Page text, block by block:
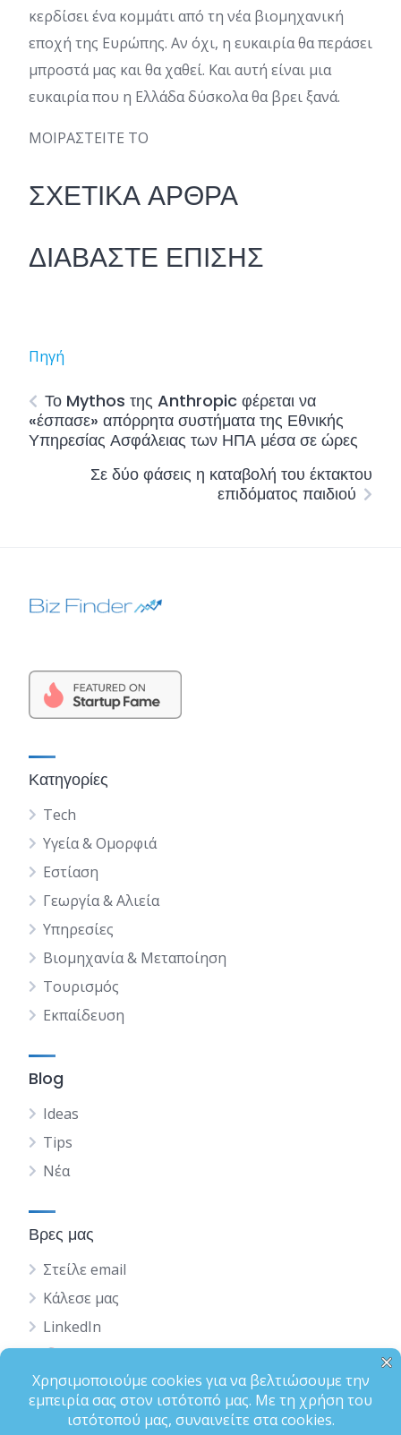
κερδίσει ένα κομμάτι από τη νέα βιομηχανική
εποχή της Ευρώπης. Αν όχι, η ευκαιρία θα περάσει
μπροστά μας και θα χαθεί. Και αυτή είναι μια
ευκαιρία που η Ελλάδα δύσκολα θα βρει ξανά.
ΜΟΙΡΑΣΤΕΙΤΕ ΤΟ
ΣΧΕΤΙΚΑ ΑΡΘΡΑ
ΔΙΑΒΑΣΤΕ ΕΠΙΣΗΣ
Πηγή
Το Mythos της Anthropic φέρεται να
«έσπασε» απόρρητα συστήματα της Εθνικής
Υπηρεσίας Ασφάλειας των ΗΠΑ μέσα σε ώρες
Σε δύο φάσεις η καταβολή του έκτακτου
επιδόματος παιδιού
Κατηγορίες
Tech
Υγεία & Ομορφιά
Εστίαση
Γεωργία & Αλιεία
Υπηρεσίες
Βιομηχανία & Μεταποίηση
Τουρισμός
Εκπαίδευση
Blog
Ideas
Tips
Νέα
Βρες μας
Στείλε email
Κάλεσε μας
LinkedIn